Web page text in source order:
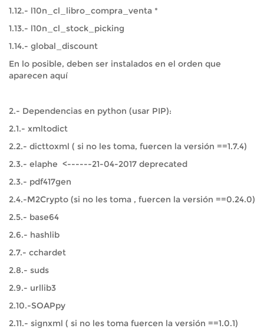
1.12.- l10n_cl_libro_compra_venta *
1.13.- l10n_cl_stock_picking
1.14.- global_discount
En lo posible, deben ser instalados en el orden que
aparecen aquí
2.- Dependencias en python (usar PIP):
2.1.- xmltodict
2.2.- dicttoxml ( si no les toma, fuercen la versión ==1.7.4)
2.3.- elaphe <------21-04-2017 deprecated
2.3.- pdf417gen
2.4.-M2Crypto (si no les toma , fuercen la versión ==0.24.0)
2.5.- base64
2.6.- hashlib
2.7.- cchardet
2.8.- suds
2.9.- urllib3
2.10.-SOAPpy
2.11.- signxml ( si no les toma fuercen la versión ==1.0.1)